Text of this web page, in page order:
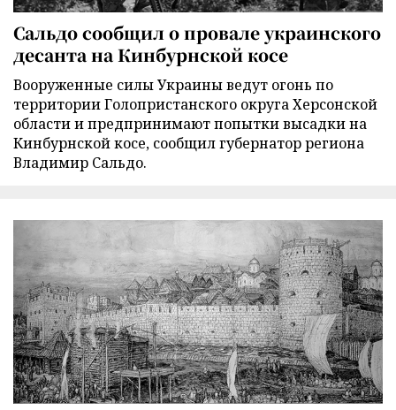
Сальдо сообщил о провале украинского
десанта на Кинбурнской косе
Вооруженные силы Украины ведут огонь по
территории Голопристанского округа Херсонской
области и предпринимают попытки высадки на
Кинбурнской косе, сообщил губернатор региона
Владимир Сальдо.